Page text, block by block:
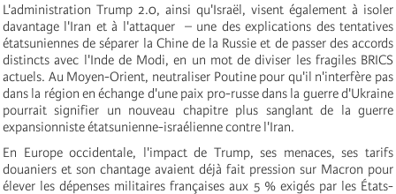
L'administration Trump 2.0, ainsi qu'Israël, visent également à isoler
davantage l'Iran et à l'attaquer – une des explications des tentatives
étatsuniennes de séparer la Chine de la Russie et de passer des accords
distincts avec l'Inde de Modi, en un mot de diviser les fragiles BRICS
actuels. Au Moyen-Orient, neutraliser Poutine pour qu'il n'interfère pas
dans la région en échange d'une paix pro-russe dans la guerre d'Ukraine
pourrait signifier un nouveau chapitre plus sanglant de la guerre
expansionniste étatsunienne-israélienne contre l'Iran.
En Europe occidentale, l'impact de Trump, ses menaces, ses tarifs
douaniers et son chantage avaient déjà fait pression sur Macron pour
élever les dépenses militaires françaises aux 5 % exigés par les États-